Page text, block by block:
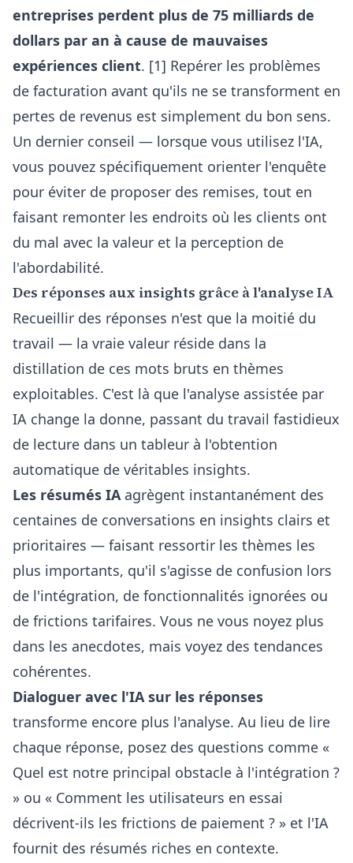
entreprises perdent plus de 75 milliards de
dollars par an à cause de mauvaises
expériences client. [1] Repérer les problèmes
de facturation avant qu'ils ne se transforment en
pertes de revenus est simplement du bon sens.
Un dernier conseil — lorsque vous utilisez l'IA,
vous pouvez spécifiquement orienter l'enquête
pour éviter de proposer des remises, tout en
faisant remonter les endroits où les clients ont
du mal avec la valeur et la perception de
l'abordabilité.
Des réponses aux insights grâce à l'analyse IA
Recueillir des réponses n'est que la moitié du
travail — la vraie valeur réside dans la
distillation de ces mots bruts en thèmes
exploitables. C'est là que l'analyse assistée par
IA change la donne, passant du travail fastidieux
de lecture dans un tableur à l'obtention
automatique de véritables insights.
Les résumés IAagrègent instantanément des
centaines de conversations en insights clairs et
prioritaires — faisant ressortir les thèmes les
plus importants, qu'il s'agisse de confusion lors
de l'intégration, de fonctionnalités ignorées ou
de frictions tarifaires. Vous ne vous noyez plus
dans les anecdotes, mais voyez des tendances
cohérentes.
Dialoguer avec l'IA sur les réponses
transforme encore plus l'analyse. Au lieu de lire
chaque réponse, posez des questions comme «
Quel est notre principal obstacle à l'intégration ?
» ou « Comment les utilisateurs en essai
décrivent-ils les frictions de paiement ? » et l'IA
fournit des résumés riches en contexte.